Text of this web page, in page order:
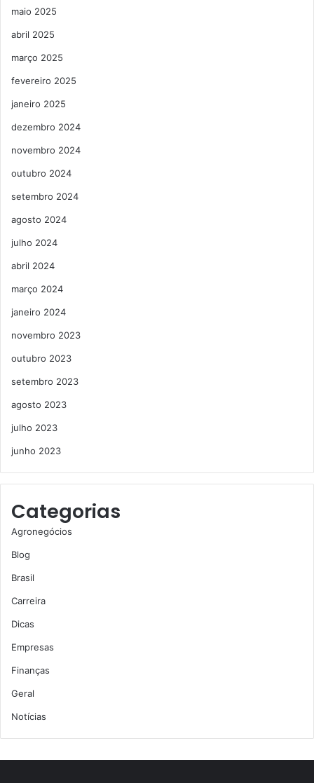
maio 2025
abril 2025
março 2025
fevereiro 2025
janeiro 2025
dezembro 2024
novembro 2024
outubro 2024
setembro 2024
agosto 2024
julho 2024
abril 2024
março 2024
janeiro 2024
novembro 2023
outubro 2023
setembro 2023
agosto 2023
julho 2023
junho 2023
Categorias
Agronegócios
Blog
Brasil
Carreira
Dicas
Empresas
Finanças
Geral
Notícias